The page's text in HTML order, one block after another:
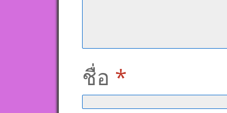
ชื่อ *